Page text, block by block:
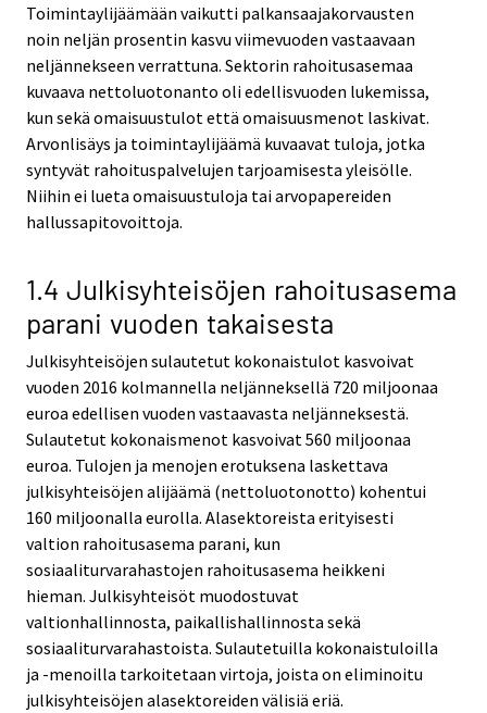
Toimintaylijäämään vaikutti palkansaajakorvausten
noin neljän prosentin kasvu viimevuoden vastaavaan
neljännekseen verrattuna. Sektorin rahoitusasemaa
kuvaava nettoluotonanto oli edellisvuoden lukemissa,
kun sekä omaisuustulot että omaisuusmenot laskivat.
Arvonlisäys ja toimintaylijäämä kuvaavat tuloja, jotka
syntyvät rahoituspalvelujen tarjoamisesta yleisölle.
Niihin ei lueta omaisuustuloja tai arvopapereiden
hallussapitovoittoja.
1.4 Julkisyhteisöjen rahoitusasema
parani vuoden takaisesta
Julkisyhteisöjen sulautetut kokonaistulot kasvoivat
vuoden 2016 kolmannella neljänneksellä 720 miljoonaa
euroa edellisen vuoden vastaavasta neljänneksestä.
Sulautetut kokonaismenot kasvoivat 560 miljoonaa
euroa. Tulojen ja menojen erotuksena laskettava
julkisyhteisöjen alijäämä (nettoluotonotto) kohentui
160 miljoonalla eurolla. Alasektoreista erityisesti
valtion rahoitusasema parani, kun
sosiaaliturvarahastojen rahoitusasema heikkeni
hieman. Julkisyhteisöt muodostuvat
valtionhallinnosta, paikallishallinnosta sekä
sosiaaliturvarahastoista. Sulautetuilla kokonaistuloilla
ja -menoilla tarkoitetaan virtoja, joista on eliminoitu
julkisyhteisöjen alasektoreiden välisiä eriä.